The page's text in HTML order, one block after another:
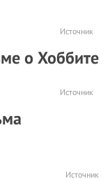
Источник
о Хоббите
Источник
Источник